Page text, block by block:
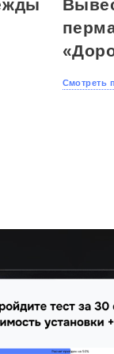
Смотреть